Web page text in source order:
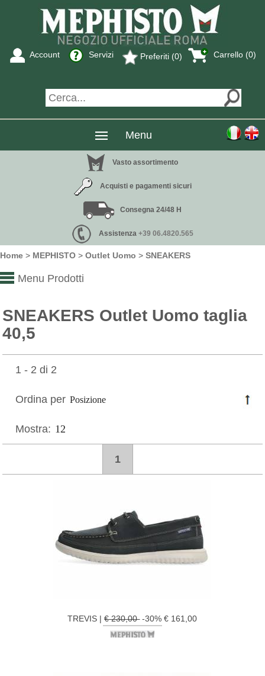
Carrello (0)
Preferiti (0)
Servizi
Account
Menu
Vasto assortimento
Acquisti e pagamenti sicuri
Consegna 24/48 H
Assistenza +39 06.4820.565
Home > MEPHISTO > Outlet Uomo > SNEAKERS
Menu Prodotti
SNEAKERS Outlet Uomo taglia
40,5
1 - 2 di 2
Ordina per
Mostra:
1
TREVIS |€ 230,00-30% € 161,00